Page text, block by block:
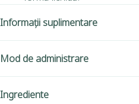
Informații suplimentare
Mod de administrare
Ingrediente